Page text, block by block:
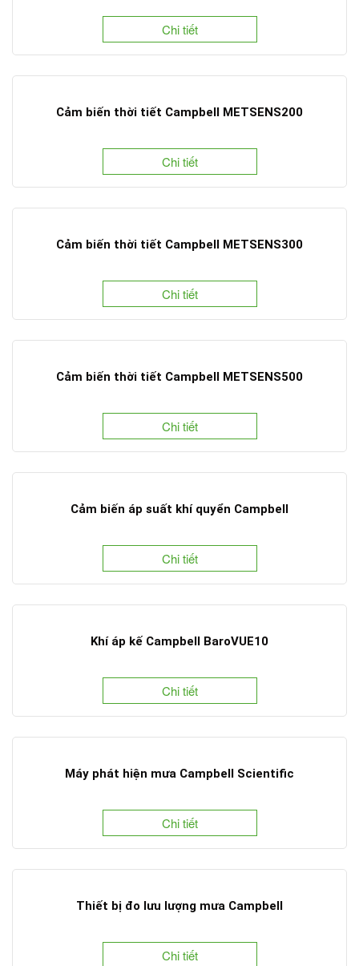
Chi tiết
Cảm biến thời tiết Campbell METSENS200
Chi tiết
Cảm biến thời tiết Campbell METSENS300
Chi tiết
Cảm biến thời tiết Campbell METSENS500
Chi tiết
Cảm biến áp suất khí quyển Campbell
Chi tiết
Khí áp kế Campbell BaroVUE10
Chi tiết
Máy phát hiện mưa Campbell Scientific
Chi tiết
Thiết bị đo lưu lượng mưa Campbell
Chi tiết